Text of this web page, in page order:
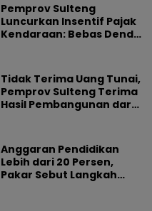
Pemprov Sulteng
Luncurkan Insentif Pajak
Kendaraan: Bebas Denda
Tidak Terima Uang Tunai,
Pemprov Sulteng Terima
Hasil Pembangunan dari
Anggaran Pendidikan
Lebih dari 20 Persen,
Pakar Sebut Langkah